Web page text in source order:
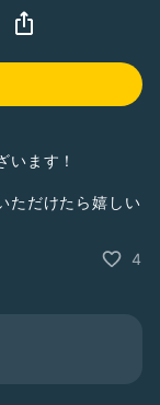
います！
ただけたら嬉しい
4